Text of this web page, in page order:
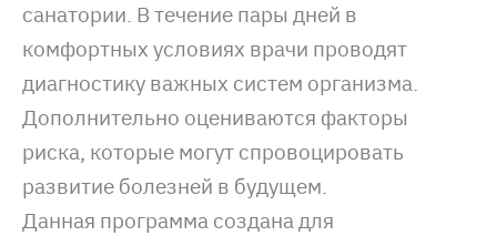
санатории. В течение пары дней в
комфортных условиях врачи проводят
диагностику важных систем организма.
Дополнительно оцениваются факторы
риска, которые могут спровоцировать
развитие болезней в будущем.
Данная программа создана для